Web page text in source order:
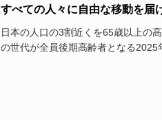
すべての人々に自由な移動を届
日本の人口の3割近くを65歳以上の
の世代が全員後期高齢者となる